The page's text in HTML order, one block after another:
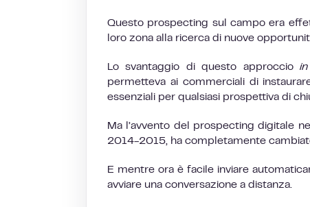
Questo prospecting sul campo era
loro zona alla ricerca di nuove
Lo svantaggio di questo approccio
permetteva ai commerciali di
essenziali per qualsiasi prospettiva di
Ma l’avvento del prospecting digitale
2014-2015, ha completamente
E mentre ora è facile inviare
avviare una conversazione a distanza.